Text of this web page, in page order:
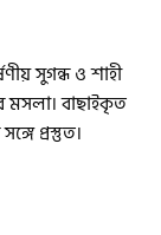
সুগন্ধ ও শাহী
মসলা। বাছাইকৃত
প্রস্তুত।